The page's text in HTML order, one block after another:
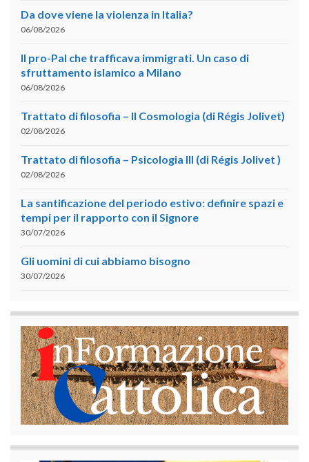
Da dove viene la violenza in Italia?
06/08/2026
Il pro-Pal che trafficava immigrati. Un caso di
sfruttamento islamico a Milano
06/08/2026
Trattato di filosofia – II Cosmologia (di Régis Jolivet)
02/08/2026
Trattato di filosofia – Psicologia III (di Régis Jolivet )
02/08/2026
La santificazione del periodo estivo: definire spazi e
tempi per il rapporto con il Signore
30/07/2026
Gli uomini di cui abbiamo bisogno
30/07/2026